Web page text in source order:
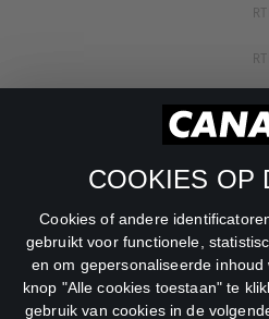
COOKIES OP
Cookies of andere
gebruikt voor functionele,
en om gepersonaliseerde
knop "Alle cookies toestaan" te
gebruik van cookies in de